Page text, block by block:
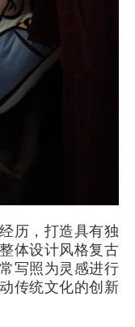
历，打造具有独
体设计风格复古
写照为灵感进行
传统文化的创新